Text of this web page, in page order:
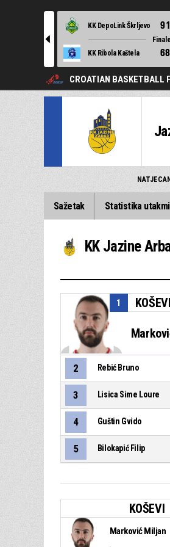
l
KK DepoLink Škrljevo 91
Finale
KK Ribola Kaštela
68
CROATIAN BASKETBALL
Sažetak Statistika
KK Jazine
KOŠEVI
1
2 Rebić Bruno
3 Lisica Sime Loure
4 Guštin Gvido
5 Bilokapić Filip
KOŠEVI
Marković Miljan